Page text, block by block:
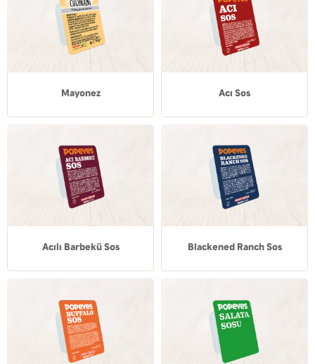
Mayonez Acı Sos
Acılı Barbekü Sos Blackened Ranch Sos